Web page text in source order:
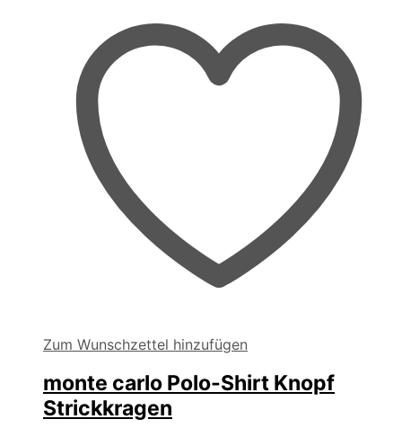
Zum Wunschzettel hinzufügen
monte carlo Polo-Shirt Knopf
Strickkragen